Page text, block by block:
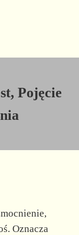
Pojęcie
Oznacza